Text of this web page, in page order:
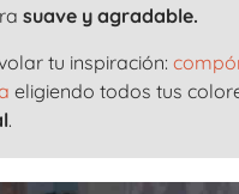
suave y agradable.
tu inspiración:
eligiendo todos tus
.